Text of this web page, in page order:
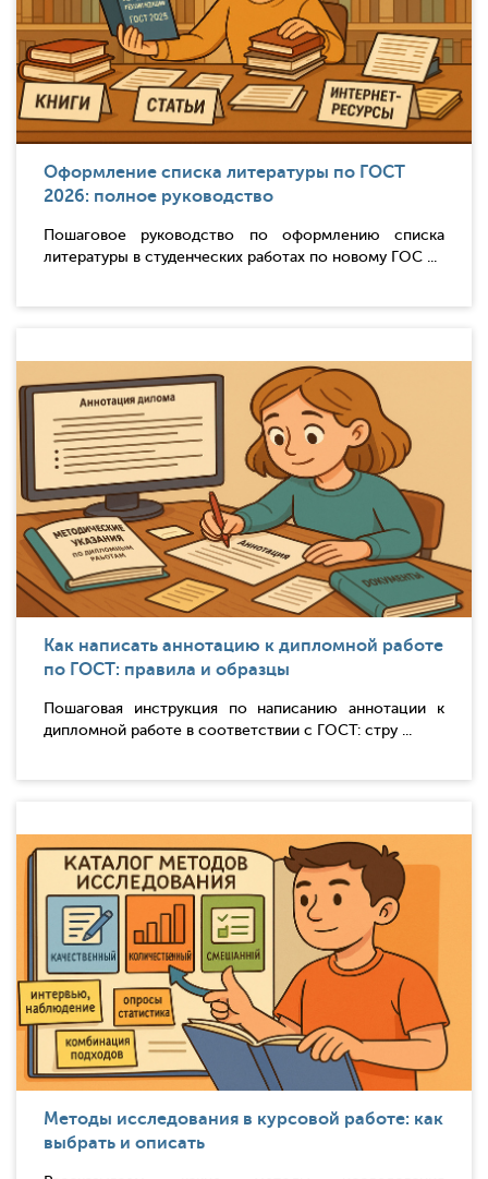
Оформление списка литературы по ГОСТ
2026: полное руководство
Пошаговое руководство по оформлению списка
литературы в студенческих работах по новому ГОС ...
Как написать аннотацию к дипломной работе
по ГОСТ: правила и образцы
Пошаговая инструкция по написанию аннотации к
дипломной работе в соответствии с ГОСТ: стру ...
Методы исследования в курсовой работе: как
выбрать и описать